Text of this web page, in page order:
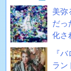
美弥
だっ
化さ
『
ラン